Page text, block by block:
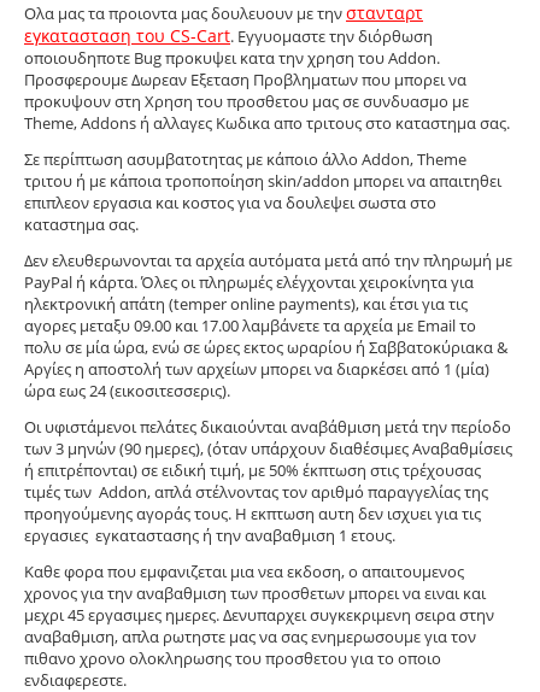
Ολα μας τα προιοντα μας δουλευουν με τηνστανταρτ
εγκατασταση του CS-Cart. Εγγυομαστε την διόρθωση
οποιουδηποτε Bug προκυψει κατα την χρηση του Addon.
Προσφερουμε Δωρεαν Εξεταση Προβληματων που μπορει να
προκυψουν στη Χρηση του προσθετου μας σε συνδυασμο με
Theme, Addons ή αλλαγες Κωδικα απο τριτους στο καταστημα σας.
Σε περίπτωση ασυμβατοτητας με κάποιο άλλο Addon, Theme
τριτου ή με κάποια τροποπoίηση skin/addon μπορει να απαιτηθει
επιπλεον εργασια και κοστος για να δουλεψει σωστα στο
καταστημα σας.
Δεν ελευθερωνονται τα αρχεία αυτόματα μετά από την πληρωμή με
PayPal ή κάρτα. Όλες οι πληρωμές ελέγχονται χειροκίνητα για
ηλεκτρονική απάτη (temper online payments), και έτσι για τις
αγορες μεταξυ 09.00 και 17.00 λαμβάνετε τα αρχεία με Email το
πολυ σε μία ώρα, ενώ σε ώρες εκτος ωραρίου ή Σαββατοκύριακα &
Αργίες η αποστολή των αρχείων μπορει να διαρκέσει από 1 (μία)
ώρα εως 24 (εικοσιτεσσερις).
Οι υφιστάμενοι πελάτες δικαιούνται αναβάθμιση μετά την περίοδο
των 3 μηνών (90 ημερες), (όταν υπάρχουν διαθέσιμες Αναβαθμίσεις
ή επιτρέπονται) σε ειδική τιμή, με 50% έκπτωση στις τρέχουσας
τιμές των Addon, απλά στέλνοντας τον αριθμό παραγγελίας της
προηγούμενης αγοράς τους. H εκπτωση αυτη δεν ισχυει για τις
εργασιες εγκαταστασης ή την αναβαθμιση 1 ετους.
Καθε φορα που εμφανιζεται μια νεα εκδοση, ο απαιτουμενος
χρονος για την αναβαθμιση των προσθετων μπορει να ειναι και
μεχρι 45 εργασιμες ημερες. Δενυπαρχει συγκεκριμενη σειρα στην
αναβαθμιση, απλα ρωτηστε μας να σας ενημερωσουμε για τον
πιθανο χρονο ολοκληρωσης του προσθετου για το οποιο
ενδιαφερεστε.